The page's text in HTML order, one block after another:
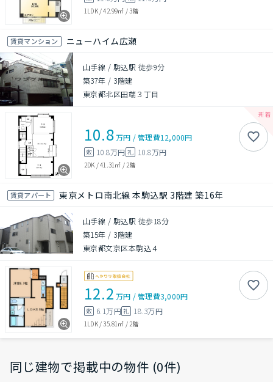
1LDK/42.99㎡ /3階
賃貸マンション ニューハイム広瀬
山手線 / 駒込駅 徒歩9分
築37年 / 3階建
東京都北区田端３丁目
10.8万円 /管理費12,000円
敷 10.8万円 礼 10.8万円
2DK /41.31㎡ / 2階
賃貸アパート 東京メトロ南北線 本駒込駅 3階建 築16年
山手線 / 駒込駅 徒歩18分
築15年 / 3階建
東京都文京区本駒込４
12.2 万円 /管理費3,000円
敷 6.1万円礼 18.3万円
1LDK/35.81㎡ /2階
同じ建物で掲載中の物件 (0件)